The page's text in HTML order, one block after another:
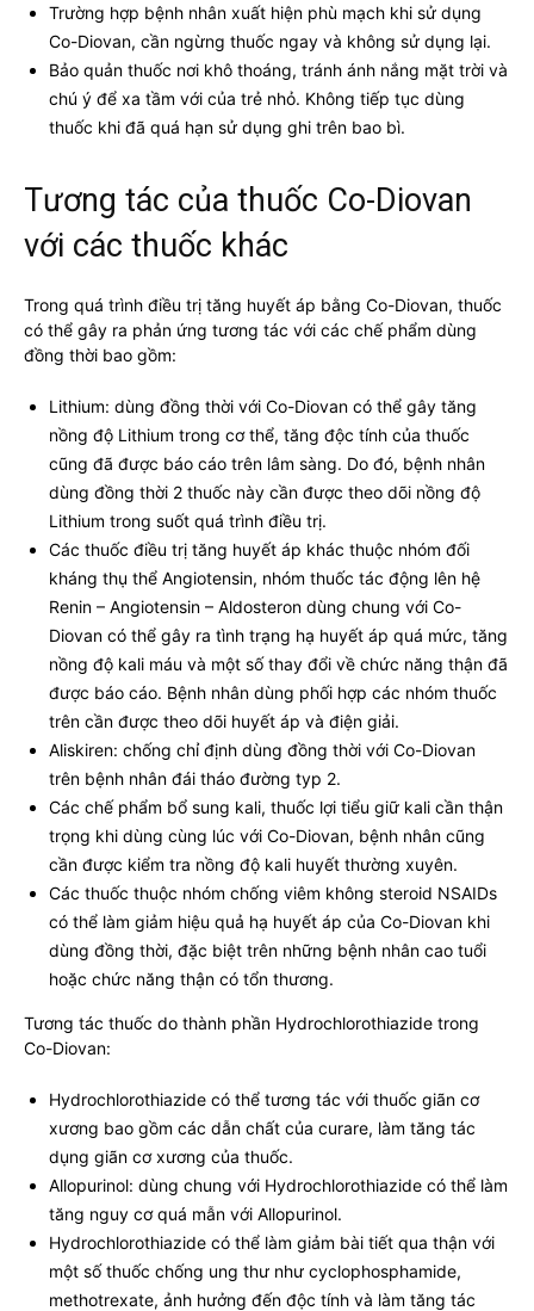
Trường hợp bệnh nhân xuất hiện phù mạch khi sử dụng
Co-Diovan, cần ngừng thuốc ngay và không sử dụng lại.
Bảo quản thuốc nơi khô thoáng, tránh ánh nắng mặt trời và
chú ý để xa tầm với của trẻ nhỏ. Không tiếp tục dùng
thuốc khi đã quá hạn sử dụng ghi trên bao bì.
Tương tác của thuốc Co-Diovan
với các thuốc khác
Trong quá trình điều trị tăng huyết áp bằng Co-Diovan, thuốc
có thể gây ra phản ứng tương tác với các chế phẩm dùng
đồng thời bao gồm:
Lithium: dùng đồng thời với Co-Diovan có thể gây tăng
nồng độ Lithium trong cơ thể, tăng độc tính của thuốc
cũng đã được báo cáo trên lâm sàng. Do đó, bệnh nhân
dùng đồng thời 2 thuốc này cần được theo dõi nồng độ
Lithium trong suốt quá trình điều trị.
Các thuốc điều trị tăng huyết áp khác thuộc nhóm đối
kháng thụ thể Angiotensin, nhóm thuốc tác động lên hệ
Renin – Angiotensin – Aldosteron dùng chung với Co-
Diovan có thể gây ra tình trạng hạ huyết áp quá mức, tăng
nồng độ kali máu và một số thay đổi về chức năng thận đã
được báo cáo. Bệnh nhân dùng phối hợp các nhóm thuốc
trên cần được theo dõi huyết áp và điện giải.
Aliskiren: chống chỉ định dùng đồng thời với Co-Diovan
trên bệnh nhân đái tháo đường typ 2.
Các chế phẩm bổ sung kali, thuốc lợi tiểu giữ kali cần thận
trọng khi dùng cùng lúc với Co-Diovan, bệnh nhân cũng
cần được kiểm tra nồng độ kali huyết thường xuyên.
Các thuốc thuộc nhóm chống viêm không steroid NSAIDs
có thể làm giảm hiệu quả hạ huyết áp của Co-Diovan khi
dùng đồng thời, đặc biệt trên những bệnh nhân cao tuổi
hoặc chức năng thận có tổn thương.
Tương tác thuốc do thành phần Hydrochlorothiazide trong
Co-Diovan:
Hydrochlorothiazide có thể tương tác với thuốc giãn cơ
xương bao gồm các dẫn chất của curare, làm tăng tác
dụng giãn cơ xương của thuốc.
Allopurinol: dùng chung với Hydrochlorothiazide có thể làm
tăng nguy cơ quá mẫn với Allopurinol.
Hydrochlorothiazide có thể làm giảm bài tiết qua thận với
một số thuốc chống ung thư như cyclophosphamide,
methotrexate, ảnh hưởng đến độc tính và làm tăng tác